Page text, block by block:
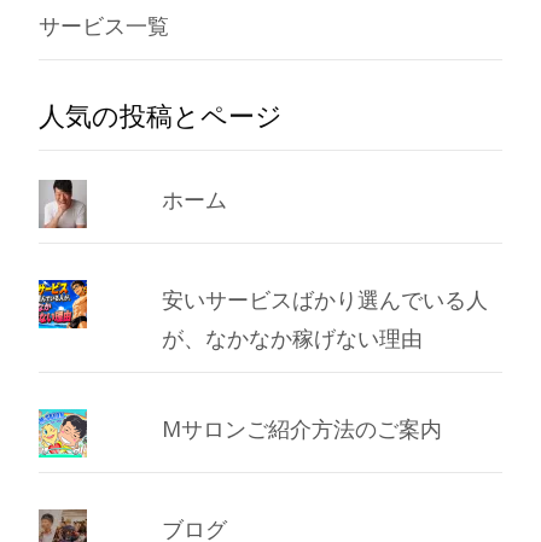
サービス一覧
人気の投稿とページ
ホーム
安いサービスばかり選んでいる人
が、なかなか稼げない理由
Mサロンご紹介方法のご案内
ブログ